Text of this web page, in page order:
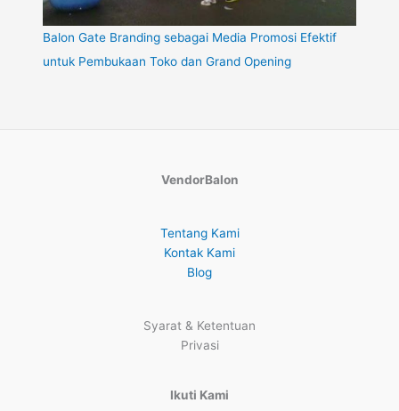
Balon Gate Branding sebagai Media Promosi Efektif
untuk Pembukaan Toko dan Grand Opening
VendorBalon
Tentang Kami
Kontak Kami
Blog
Syarat & Ketentuan
Privasi
Ikuti Kami